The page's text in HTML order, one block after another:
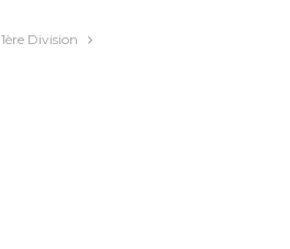
1ère Division